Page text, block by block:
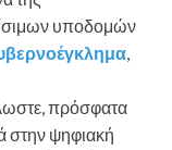
υποδομών
,
πρόσφατα
στην ψηφιακή